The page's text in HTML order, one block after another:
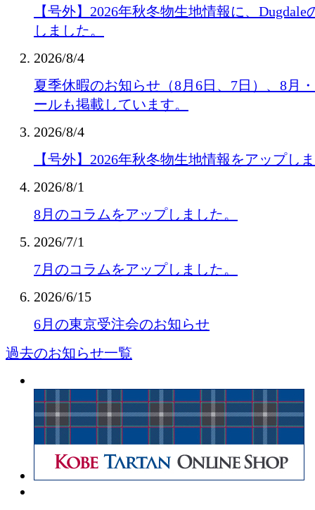
【号外】2026年秋冬物生地情報に、
しました。
2026/8/4
夏季休暇のお知らせ（8月6日、7日）、8月
ールも掲載しています。
2026/8/4
【号外】2026年秋冬物生地情報をアップし
2026/8/1
8月のコラムをアップしました。
2026/7/1
7月のコラムをアップしました。
2026/6/15
6月の東京受注会のお知らせ
過去のお知らせ一覧